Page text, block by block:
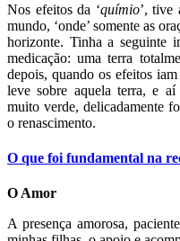
Nos efeitos da ‘químio’, tive
mundo, ‘onde’ somente as
horizonte. Tinha a seguinte
medicação: uma terra
depois, quando os efeitos
leve sobre aquela terra, e
muito verde, delicadamente
o renascimento.
O que foi fundamental na
O Amor
A presença amorosa,